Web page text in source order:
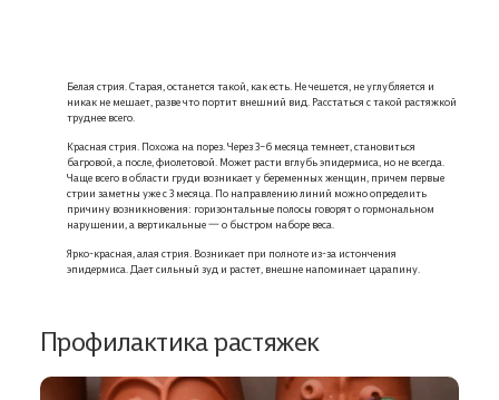
Белая стрия. Старая, останется такой, как есть. Не чешется, не углубляется и
никак не мешает, разве что портит внешний вид. Расстаться с такой растяжкой
труднее всего.
Красная стрия. Похожа на порез. Через 3–6 месяца темнеет, становиться
багровой, а после, фиолетовой. Может расти вглубь эпидермиса, но не всегда.
Чаще всего в области груди возникает у беременных женщин, причем первые
стрии заметны уже с 3 месяца. По направлению линий можно определить
причину возникновения: горизонтальные полосы говорят о гормональном
нарушении, а вертикальные 一 о быстром наборе веса.
Ярко-красная, алая стрия. Возникает при полноте из-за истончения
эпидермиса. Дает сильный зуд и растет, внешне напоминает царапину.
Профилактика растяжек